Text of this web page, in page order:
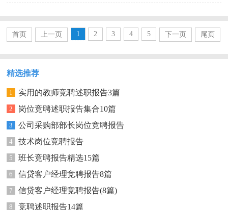
拖延症懒癌齐复发？下面是小编精心整理的信贷客户...
首页 上一页 1 2 3 4 5 下一页 尾页
精选推荐
1 实用的教师竞聘述职报告3篇
2 岗位竞聘述职报告集合10篇
3 公司采购部部长岗位竞聘报告
4 技术岗位竞聘报告
5 班长竞聘报告精选15篇
6 信贷客户经理竞聘报告8篇
7 信贷客户经理竞聘报告(8篇)
8 竞聘述职报告14篇